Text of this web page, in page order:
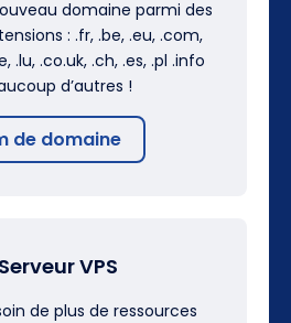
domaine parmi des
: .fr, .be, .eu, .com,
.lu, .co.uk, .ch, .es, .pl .info
d’autres !
de domaine
Serveur VPS
de plus de ressources